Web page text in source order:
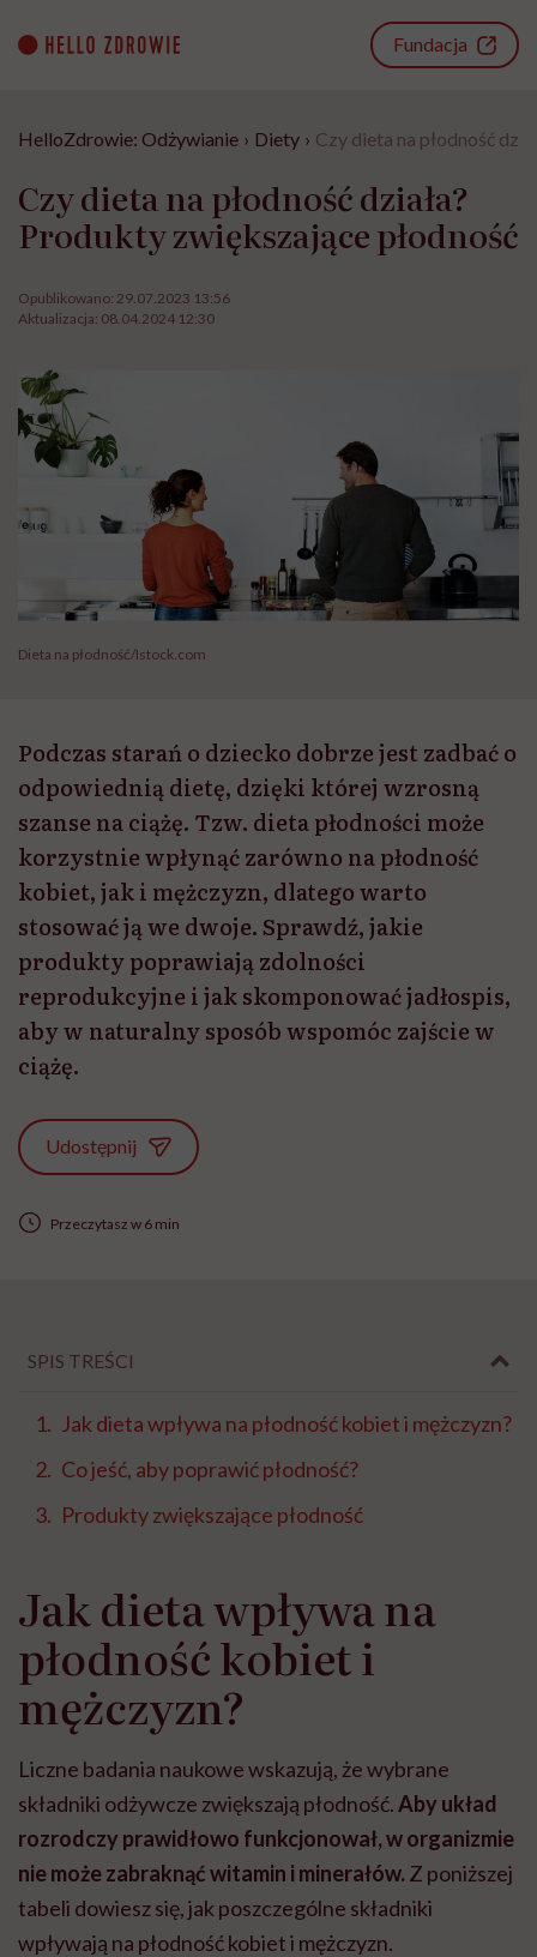
content
Fundacja
HelloZdrowie: Odżywianie › Diety › Czy dieta na płodność
Czy dieta na płodność działa?
Produkty zwiększające płodność
Opublikowano: 29.07.2023 13:56
Aktualizacja: 08.04.2024 12:30
Dieta na płodność/Istock.com
Podczas starań o dziecko dobrze jest zadbać o
odpowiednią dietę, dzięki której wzrosną
szanse na ciążę. Tzw. dieta płodności może
korzystnie wpłynąć zarówno na płodność
kobiet, jak i mężczyzn, dlatego warto
stosować ją we dwoje. Sprawdź, jakie
produkty poprawiają zdolności
reprodukcyjne i jak skomponować jadłospis,
aby w naturalny sposób wspomóc zajście w
ciążę.
Udostępnij
Przeczytasz w 6 min
SPIS TREŚCI
Jak dieta wpływa na płodność kobiet i mężczyzn?
Co jeść, aby poprawić płodność?
Produkty zwiększające płodność
Jak dieta wpływa na
płodność kobiet i
mężczyzn?
Liczne badania naukowe wskazują, że wybrane
składniki odżywcze zwiększają płodność.Aby układ
rozrodczy prawidłowo funkcjonował, w organizmie
nie może zabraknąć witamin i minerałów. Z poniższej
tabeli dowiesz się, jak poszczególne składniki
wpływają na płodność kobiet i mężczyzn.